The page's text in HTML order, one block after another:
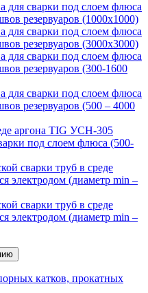
для сварки под слоем флюса
резервуаров (1000х1000)
для сварки под слоем флюса
резервуаров (3000х3000)
для сварки под слоем флюса
резервуаров (300-1600
для сварки под слоем флюса
резервуаров (500 – 4000
аргона TIG УСН-305
под слоем флюса (500-
сварки труб в среде
электродом (диаметр min –
сварки труб в среде
электродом (диаметр min –
катков, прокатных